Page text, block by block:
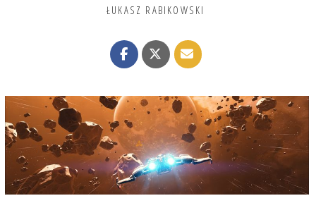
ŁUKASZ RABIKOWSKI